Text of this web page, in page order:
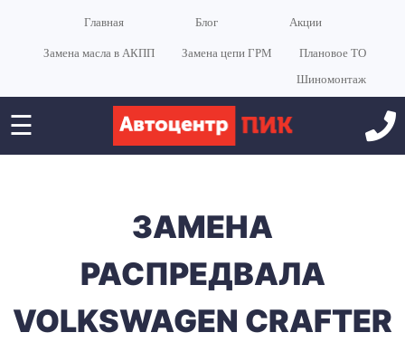
Главная Блог Акции
Замена масла в АКПП Замена цепи ГРМ
Плановое ТО
Шиномонтаж
☰
ЗАМЕНА
РАСПРЕДВАЛА
VOLKSWAGEN CRAFTER